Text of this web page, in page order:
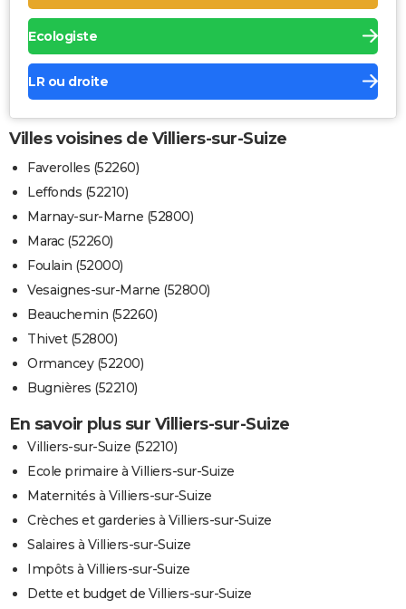
Ecologiste
LR ou droite
Villes voisines de Villiers-sur-Suize
Faverolles (52260)
Leffonds (52210)
Marnay-sur-Marne (52800)
Marac (52260)
Foulain (52000)
Vesaignes-sur-Marne (52800)
Beauchemin (52260)
Thivet (52800)
Ormancey (52200)
Bugnières (52210)
En savoir plus sur Villiers-sur-Suize
Villiers-sur-Suize (52210)
Ecole primaire à Villiers-sur-Suize
Maternités à Villiers-sur-Suize
Crèches et garderies à Villiers-sur-Suize
Salaires à Villiers-sur-Suize
Impôts à Villiers-sur-Suize
Dette et budget de Villiers-sur-Suize